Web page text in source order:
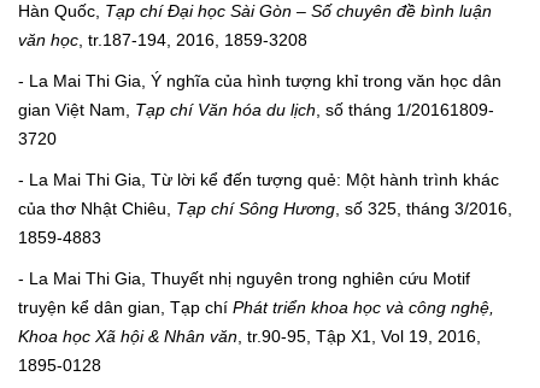
Hàn Quốc, Tạp chí Đại học Sài Gòn – Số chuyên đề bình luận
văn học, tr.187-194, 2016, 1859-3208
- La Mai Thi Gia, Ý nghĩa của hình tượng khỉ trong văn học dân
gian Việt Nam, Tạp chí Văn hóa du lịch, số tháng 1/20161809-
3720
- La Mai Thi Gia, Từ lời kể đến tượng quẻ: Một hành trình khác
của thơ Nhật Chiêu, Tạp chí Sông Hương, số 325, tháng 3/2016,
1859-4883
- La Mai Thi Gia, Thuyết nhị nguyên trong nghiên cứu Motif
truyện kể dân gian, Tạp chí Phát triển khoa học và công nghệ,
Khoa học Xã hội & Nhân văn, tr.90-95, Tập X1, Vol 19, 2016,
1895-0128